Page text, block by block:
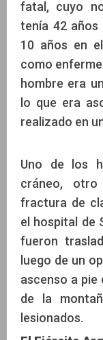
fatal, cuyo
tenía 42 años
10 años en
como
hombre era
lo que era
realizado en
Uno de los
cráneo,
fractura de
el hospital de
fueron
luego de un
ascenso a pie
de la
lesionados.